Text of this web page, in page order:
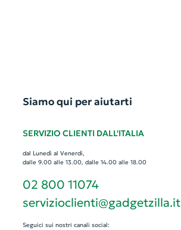
Siamo qui per aiutarti
SERVIZIO CLIENTI DALL'ITALIA
dal Lunedì al Venerdì,
dalle 9.00 alle 13.00, dalle 14.00 alle 18.00
02 800 11074
servizioclienti@gadgetzilla.it
Seguici sui nostri canali social: